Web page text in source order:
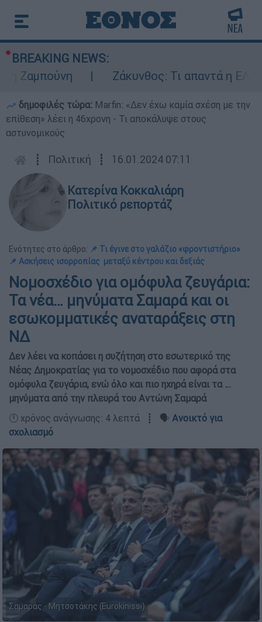
BREAKING NEWS:
Ζάκυνθος: Τι απαντά η ΕΛΑΣ
δημοφιλές τώρα: Marfin: «Δεν έχω καμία σχέση με την
επίθεση» λέει η 46χρονη - Τι αποκάλυψε στους
αστυνομικούς
┋ Πολιτική ┋ 16.01.2024 07:11
Κατερίνα Κοκκαλιάρη
Πολιτικό ρεπορτάζ
Ενότητες στο άρθρο: 📌 Τι έγινε στο γαλάζιο «φροντιστήριο»
📌 Ασκήσεις ισορροπίας μεταξύ κέντρου και δεξιάς
Νομοσχέδιο για ομόφυλα ζευγάρια:
Τα νέα… μηνύματα Σαμαρά και οι
εσωκομματικές αναταράξεις στη
ΝΔ
Δεν λέει να κοπάσει η συζήτηση στο εσωτερικό της
Νέας Δημοκρατίας για το νομοσχέδιο που αφορά στα
ομόφυλα ζευγάρια, ενώ όλο και πιο ηχηρά είναι τα …
μηνύματα από την πλευρά του Αντώνη Σαμαρά
🕛 χρόνος ανάγνωσης: 4 λεπτά ┋ 🗣️ Ανοικτό για
σχολιασμό
Σαμαράς - Μητσοτάκης (Eurokinissi)